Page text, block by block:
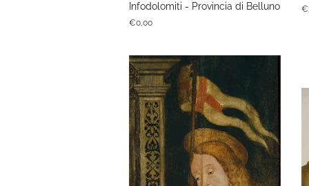
Infodolomiti - Provincia di Belluno
Prezzo
€0,00